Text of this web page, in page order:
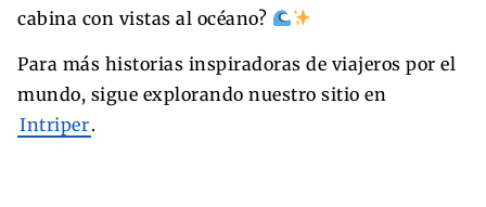
cabina con vistas al océano?
Para más historias inspiradoras de viajeros por el
mundo, sigue explorando nuestro sitio en
Intriper.